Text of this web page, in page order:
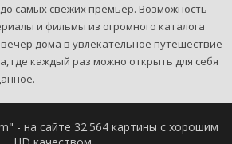
самых свежих премьер. Возможность
и фильмы из огромного каталога
дома в увлекательное путешествие
где каждый раз можно открыть для себя
- на сайте 32.564 картины с хорошим